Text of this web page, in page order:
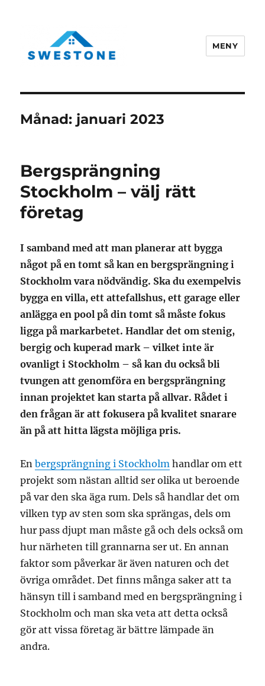
MENY
Månad: januari 2023
Bergsprängning
Stockholm – välj rätt
företag
I samband med att man planerar att bygga
något på en tomt så kan en bergsprängning i
Stockholm vara nödvändig. Ska du exempelvis
bygga en villa, ett attefallshus, ett garage eller
anlägga en pool på din tomt så måste fokus
ligga på markarbetet. Handlar det om stenig,
bergig och kuperad mark – vilket inte är
ovanligt i Stockholm – så kan du också bli
tvungen att genomföra en bergsprängning
innan projektet kan starta på allvar. Rådet i
den frågan är att fokusera på kvalitet snarare
än på att hitta lägsta möjliga pris.
Enbergsprängning i Stockholm handlar om ett
projekt som nästan alltid ser olika ut beroende
på var den ska äga rum. Dels så handlar det om
vilken typ av sten som ska sprängas, dels om
hur pass djupt man måste gå och dels också om
hur närheten till grannarna ser ut. En annan
faktor som påverkar är även naturen och det
övriga området. Det finns många saker att ta
hänsyn till i samband med en bergsprängning i
Stockholm och man ska veta att detta också
gör att vissa företag är bättre lämpade än
andra.